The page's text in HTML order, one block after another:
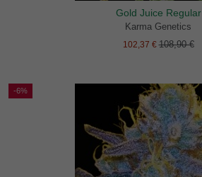
Gold Juice Regular
Karma Genetics
102,37 €108,90 €
-6%